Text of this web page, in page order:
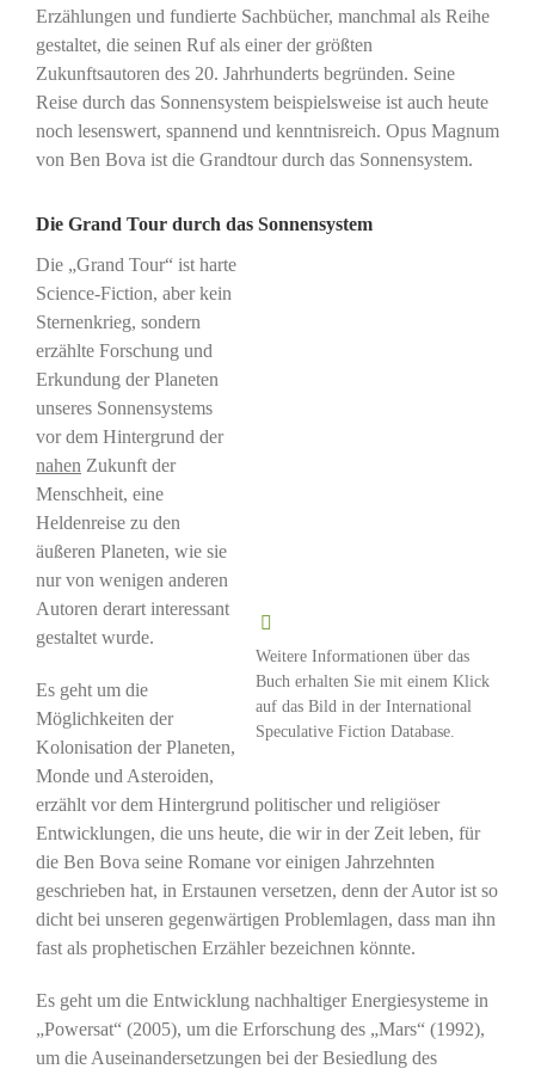
Erzählungen und fundierte Sachbücher, manchmal als Reihe
gestaltet, die seinen Ruf als einer der größten
Zukunftsautoren des 20. Jahrhunderts begründen. Seine
Reise durch das Sonnensystem beispielsweise ist auch heute
noch lesenswert, spannend und kenntnisreich. Opus Magnum
von Ben Bova ist die Grandtour durch das Sonnensystem.
Die Grand Tour durch das Sonnensystem
Weitere Informationen über das
Buch erhalten Sie mit einem Klick
auf das Bild in der International
Speculative Fiction Database.
Die „Grand Tour“ ist harte
Science-Fiction, aber kein
Sternenkrieg, sondern
erzählte Forschung und
Erkundung der Planeten
unseres Sonnensystems
vor dem Hintergrund der
nahen Zukunft der
Menschheit, eine
Heldenreise zu den
äußeren Planeten, wie sie
nur von wenigen anderen
Autoren derart interessant
gestaltet wurde.
Es geht um die
Möglichkeiten der
Kolonisation der Planeten,
Monde und Asteroiden,
erzählt vor dem Hintergrund politischer und religiöser
Entwicklungen, die uns heute, die wir in der Zeit leben, für
die Ben Bova seine Romane vor einigen Jahrzehnten
geschrieben hat, in Erstaunen versetzen, denn der Autor ist so
dicht bei unseren gegenwärtigen Problemlagen, dass man ihn
fast als prophetischen Erzähler bezeichnen könnte.
Es geht um die Entwicklung nachhaltiger Energiesysteme in
„Powersat“ (2005), um die Erforschung des „Mars“ (1992),
um die Auseinandersetzungen bei der Besiedlung des